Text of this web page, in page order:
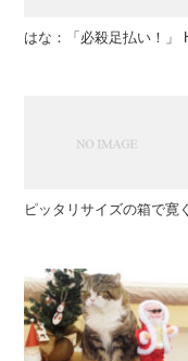
ピッタリサイズの箱で寛